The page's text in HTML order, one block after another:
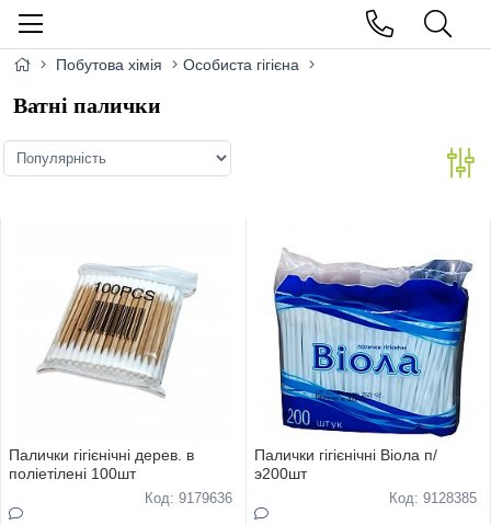
Побутова хімія Особиста гігієна
Ватні палички
Палички гігієнічні дерев. в
поліетілені 100шт
Код: 9179636
Палички гігієнічні Biола п/
э200шт
Код: 9128385